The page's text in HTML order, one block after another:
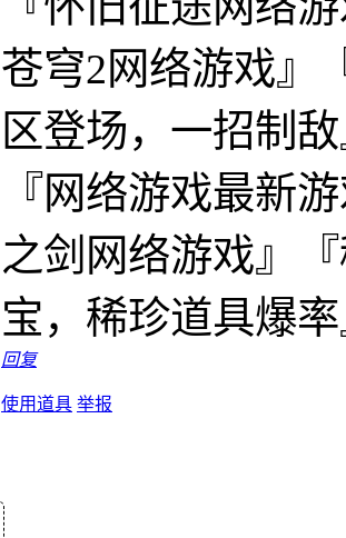
苍穹2网络游戏』
区登场，一招制
『网络游戏最新
之剑网络游戏』
宝，稀珍道具爆
回复
使用道具 举报